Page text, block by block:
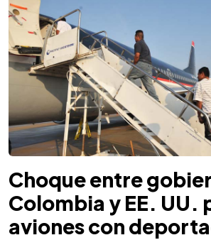
Choque entre
Colombia y EE. UU.
aviones con